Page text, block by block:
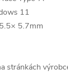
11
5.7mm
stránkách